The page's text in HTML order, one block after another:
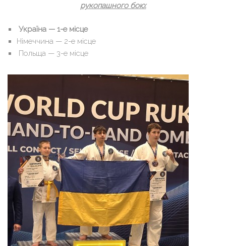
рукопашного бою:
Україна — 1-е місце
Німеччина — 2-е місце
Польща — 3-е місце